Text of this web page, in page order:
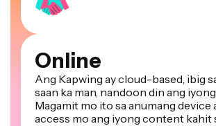
Online
Ang Kapwing ay cloud-based, ibig
saan ka man, nandoon din ang
Magamit mo ito sa anumang device
access mo ang iyong content kahit
mundo.